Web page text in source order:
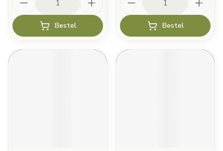
Bestel Bestel